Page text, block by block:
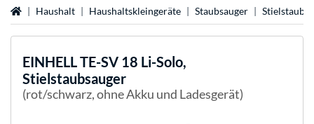
StartseiteHaushalt Haushaltskleingeräte Staubsauger
EINHELLTE-SV 18 Li-Solo,
Stielstaubsauger
(rot/schwarz, ohne Akku und Ladesgerät)